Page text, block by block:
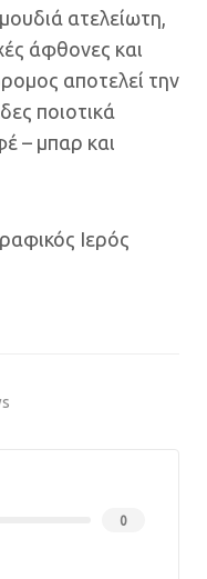
ατελείωτη,
άφθονες και
αποτελεί την
ποιοτικά
– μπαρ και
Ιερός
0